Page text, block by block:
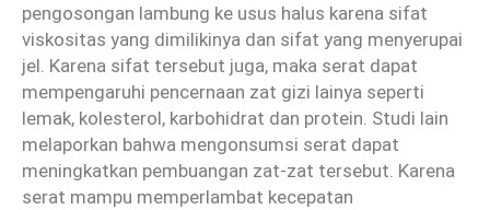
pengosongan lambung ke usus halus karena sifat
viskositas yang dimilikinya dan sifat yang menyerupai
jel. Karena sifat tersebut juga, maka serat dapat
mempengaruhi pencernaan zat gizi lainya seperti
lemak, kolesterol, karbohidrat dan protein. Studi lain
melaporkan bahwa mengonsumsi serat dapat
meningkatkan pembuangan zat-zat tersebut. Karena
serat mampu memperlambat kecepatan